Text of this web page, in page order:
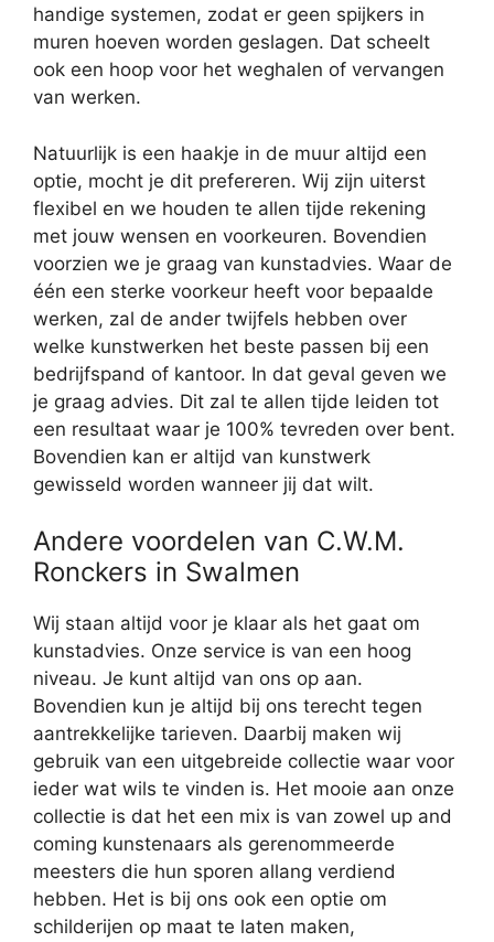
handige systemen, zodat er geen spijkers in
muren hoeven worden geslagen. Dat scheelt
ook een hoop voor het weghalen of vervangen
van werken.
Natuurlijk is een haakje in de muur altijd een
optie, mocht je dit prefereren. Wij zijn uiterst
flexibel en we houden te allen tijde rekening
met jouw wensen en voorkeuren. Bovendien
voorzien we je graag van kunstadvies. Waar de
één een sterke voorkeur heeft voor bepaalde
werken, zal de ander twijfels hebben over
welke kunstwerken het beste passen bij een
bedrijfspand of kantoor. In dat geval geven we
je graag advies. Dit zal te allen tijde leiden tot
een resultaat waar je 100% tevreden over bent.
Bovendien kan er altijd van kunstwerk
gewisseld worden wanneer jij dat wilt.
Andere voordelen van C.W.M.
Ronckers in Swalmen
Wij staan altijd voor je klaar als het gaat om
kunstadvies. Onze service is van een hoog
niveau. Je kunt altijd van ons op aan.
Bovendien kun je altijd bij ons terecht tegen
aantrekkelijke tarieven. Daarbij maken wij
gebruik van een uitgebreide collectie waar voor
ieder wat wils te vinden is. Het mooie aan onze
collectie is dat het een mix is van zowel up and
coming kunstenaars als gerenommeerde
meesters die hun sporen allang verdiend
hebben. Het is bij ons ook een optie om
schilderijen op maat te laten maken,